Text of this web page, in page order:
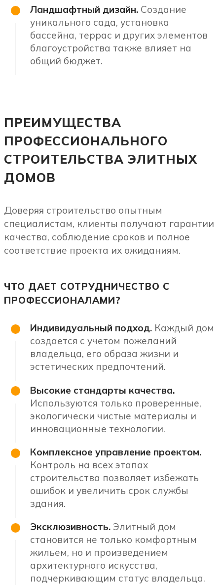
Ландшафтный дизайн.Создание
уникального сада, установка
бассейна, террас и других элементов
благоустройства также влияет на
общий бюджет.
ПРЕИМУЩЕСТВА
ПРОФЕССИОНАЛЬНОГО
СТРОИТЕЛЬСТВА ЭЛИТНЫХ
ДОМОВ
Доверяя строительство опытным
специалистам, клиенты получают гарантии
качества, соблюдение сроков и полное
соответствие проекта их ожиданиям.
ЧТО ДАЕТ СОТРУДНИЧЕСТВО С
ПРОФЕССИОНАЛАМИ?
Индивидуальный подход.Каждый дом
создается с учетом пожеланий
владельца, его образа жизни и
эстетических предпочтений.
Высокие стандарты качества.
Используются только проверенные,
экологически чистые материалы и
инновационные технологии.
Комплексное управление проектом.
Контроль на всех этапах
строительства позволяет избежать
ошибок и увеличить срок службы
здания.
Эксклюзивность.Элитный дом
становится не только комфортным
жильем, но и произведением
архитектурного искусства,
подчеркивающим статус владельца.